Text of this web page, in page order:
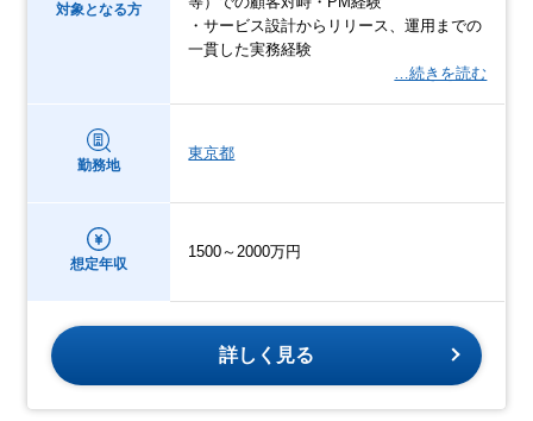
対象となる方
・サービス設計からリリース、運用までの
一貫した実務経験
…続きを読む
勤務地
東京都
想定年収
1500～2000万円
詳しく見る